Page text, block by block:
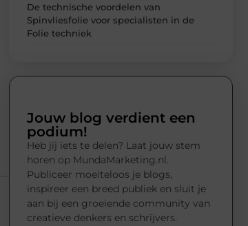
De technische voordelen van
Spinvliesfolie voor specialisten in de
Folie techniek
Jouw blog verdient een
podium!
Heb jij iets te delen? Laat jouw stem
horen op MundaMarketing.nl.
Publiceer moeiteloos je blogs,
inspireer een breed publiek en sluit je
aan bij een groeiende community van
creatieve denkers en schrijvers.